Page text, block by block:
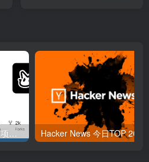
Github Trending 今日热门项目 | 2025-09-06